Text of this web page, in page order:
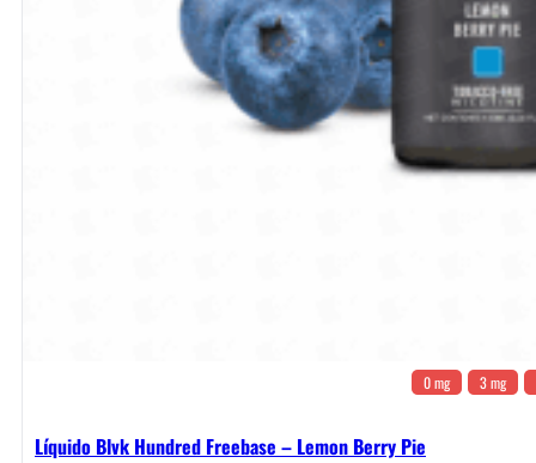
0 mg 3 mg
Líquido Blvk Hundred Freebase – Lemon Berry Pie